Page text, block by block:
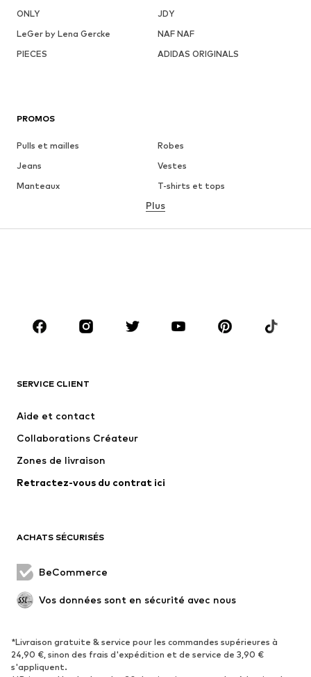
ONLY
JDY
LeGer by Lena Gercke
NAF NAF
PIECES
ADIDAS ORIGINALS
PROMOS
Pulls et mailles
Robes
Jeans
Vestes
Manteaux
T-shirts et tops
Lingerie
Jupes
Blouses et tuniques
Accessoires
Premium
Nouveautés
Lingerie
Manteaux
Jupes
Occasions spéciales
Nouveautés
Tendance
Baskets
Plus
SERVICE CLIENT
Aide et contact
Collaborations Créateur
Zones de livraison
Retractez-vous du contrat ici
ACHATS SÉCURISÉS
BeCommerce
Vos données sont en sécurité avec nous
*Livraison gratuite & service pour les commandes supérieures à
24,90 €, sinon des frais d'expédition et de service de 3,90 €
s'appliquent.